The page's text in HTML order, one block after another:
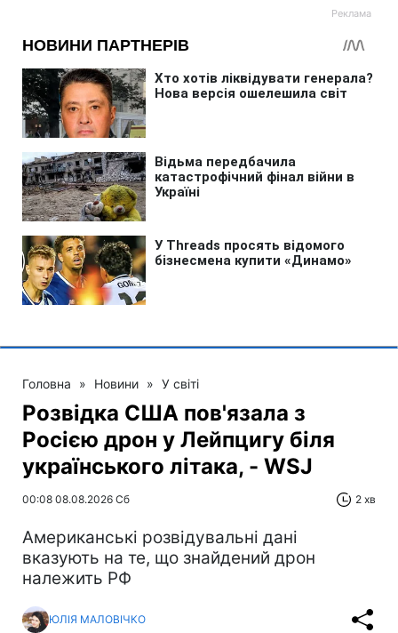
Головна » Новини » У світі
Розвідка США пов'язала з
Росією дрон у Лейпцигу біля
українського літака, - WSJ
00:08 08.08.2026 Сб 2 хв
Американські розвідувальні дані
вказують на те, що знайдений дрон
належить РФ
ЮЛІЯ МАЛОВІЧКО